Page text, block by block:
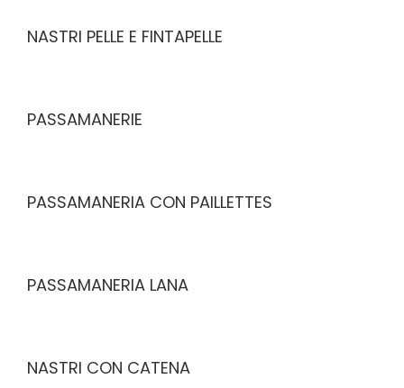
NASTRI PELLE E FINTAPELLE
PASSAMANERIE
PASSAMANERIA CON PAILLETTES
PASSAMANERIA LANA
NASTRI CON CATENA